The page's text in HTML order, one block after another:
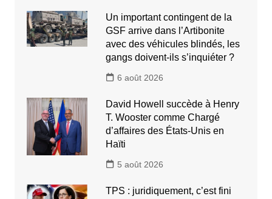
Un important contingent de la
GSF arrive dans l’Artibonite
avec des véhicules blindés, les
gangs doivent-ils s’inquiéter ?
6 août 2026
David Howell succède à Henry
T. Wooster comme Chargé
d’affaires des États-Unis en
Haïti
5 août 2026
TPS : juridiquement, c’est fini